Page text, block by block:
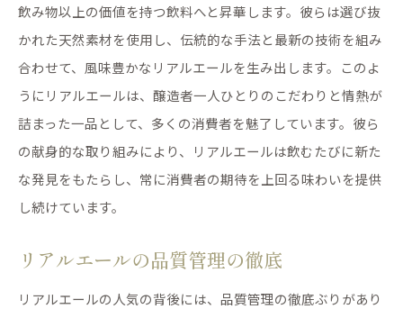
飲み物以上の価値を持つ飲料へと昇華します。彼らは選び抜
かれた天然素材を使用し、伝統的な手法と最新の技術を組み
合わせて、風味豊かなリアルエールを生み出します。このよ
うにリアルエールは、醸造者一人ひとりのこだわりと情熱が
詰まった一品として、多くの消費者を魅了しています。彼ら
の献身的な取り組みにより、リアルエールは飲むたびに新た
な発見をもたらし、常に消費者の期待を上回る味わいを提供
し続けています。
リアルエールの品質管理の徹底
リアルエールの人気の背後には、品質管理の徹底ぶりがあり